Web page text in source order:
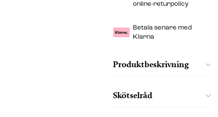
online-returpolicy
Betala senare med
Klarna
Produktbeskrivning
Skötselråd